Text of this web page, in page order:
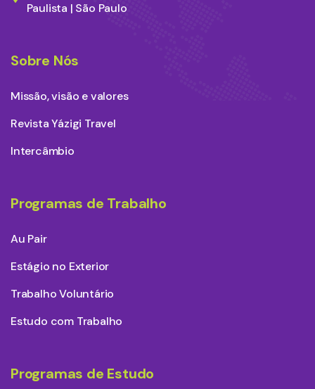
Paulista | São Paulo
Sobre Nós
Missão, visão e valores
Revista Yázigi Travel
Intercâmbio
Programas de Trabalho
Au Pair
Estágio no Exterior
Trabalho Voluntário
Estudo com Trabalho
Programas de Estudo